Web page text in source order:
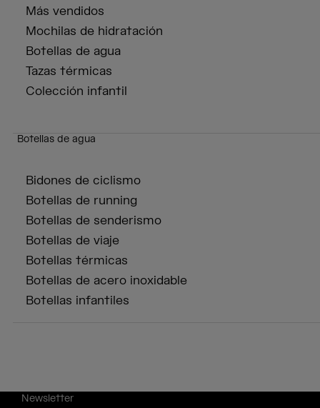
Más vendidos
Mochilas de hidratación
Botellas de agua
Tazas térmicas
Colección infantil
Botellas de agua
Bidones de ciclismo
Botellas de running
Botellas de senderismo
Botellas de viaje
Botellas térmicas
Botellas de acero inoxidable
Botellas infantiles
Newsletter